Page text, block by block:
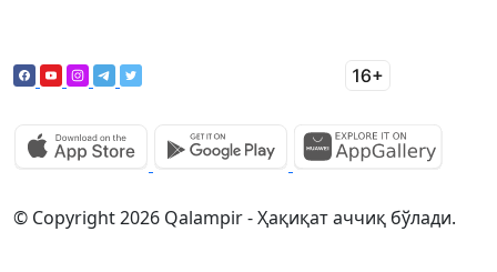
© Copyright 2026 Qalampir - Ҳақиқат аччиқ бўлади.